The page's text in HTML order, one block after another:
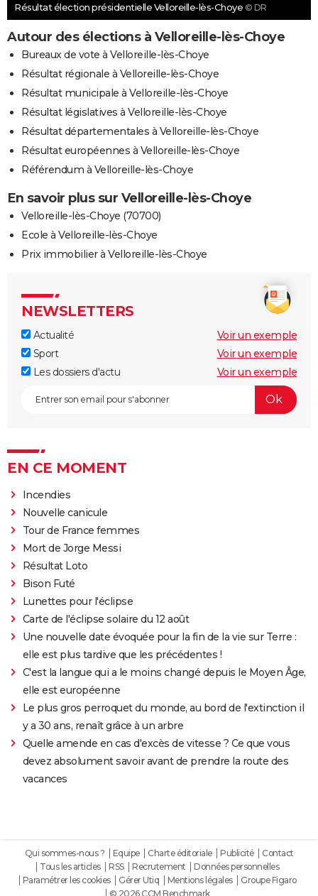
Résultat élection présidentielle Velloreille-lès-Choye © DR
Autour des élections à Velloreille-lès-Choye
Bureaux de vote à Velloreille-lès-Choye
Résultat régionale à Velloreille-lès-Choye
Résultat municipale à Velloreille-lès-Choye
Résultat législatives à Velloreille-lès-Choye
Résultat départementales à Velloreille-lès-Choye
Résultat européennes à Velloreille-lès-Choye
Référendum à Velloreille-lès-Choye
En savoir plus sur Velloreille-lès-Choye
Velloreille-lès-Choye (70700)
Ecole à Velloreille-lès-Choye
Prix immobilier à Velloreille-lès-Choye
NEWSLETTERS
Actualité
Voir un exemple
Sport
Voir un exemple
Les dossiers d'actu
Voir un exemple
EN CE MOMENT
Incendies
Nouvelle canicule
Tour de France femmes
Mort de Jorge Messi
Résultat Loto
Bison Futé
Lunettes pour l'éclipse
Carte de l'éclipse solaire du 12 août
Une nouvelle date évoquée pour la fin de la vie sur Terre :
elle est plus tardive que les précédentes !
C'est la langue qui a le moins changé depuis le Moyen Âge,
elle est européenne
Le plus gros perroquet du monde, au bord de l'extinction il
y a 30 ans, renaît grâce à un arbre
Quelle amende en cas d'excès de vitesse ? Ce que vous
devez absolument savoir avant de prendre la route des
vacances
Qui sommes-nous ? Equipe Charte éditoriale Publicité
Contact
Tous les articles
RSS Recrutement
Données personnelles
Paramétrer les cookies
Gérer Utiq Mentions légales
Groupe Figaro
© 2026 CCM Benchmark